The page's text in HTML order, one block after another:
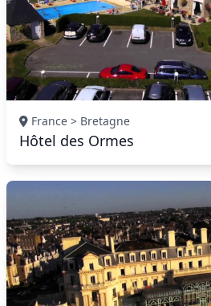
France > Bretagne
Hôtel des Ormes